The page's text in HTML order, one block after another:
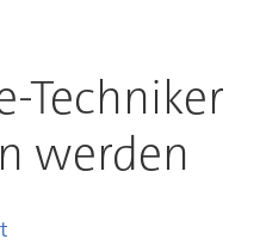
Techniker
werden